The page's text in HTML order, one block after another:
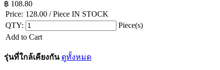
฿ 108.80
Price: 128.00 / Piece IN STOCK
QTY:
Piece(s)
Add to Cart
รุ่นที่ใกล้เคียงกัน ดูทั้งหมด